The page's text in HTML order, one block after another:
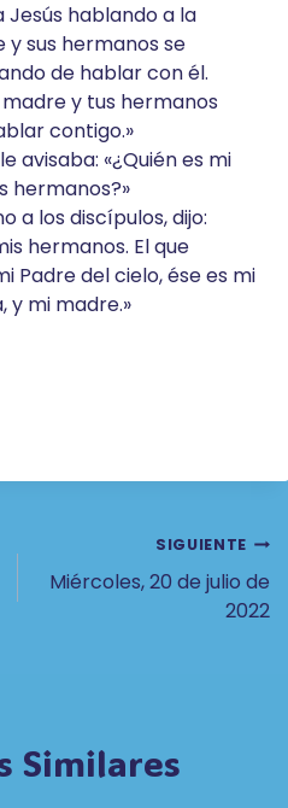
Jesús hablando a la
y sus hermanos se
de hablar con él.
madre y tus hermanos
contigo.»
avisaba: «¿Quién es mi
hermanos?»
a los discípulos, dijo:
hermanos. El que
Padre del cielo, ése es mi
y mi madre.»
SIGUIENTE
Miércoles, 20 de julio de
2022
Similares